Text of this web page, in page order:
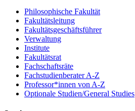
Philosophische Fakultät
Fakultätsleitung
Fakultätsgeschäftsführer
Verwaltung
Institute
Fakultätsrat
Fachschaftsräte
Fachstudienberater A-Z
Professor*innen von A-Z
Optionale Studien/General Studies